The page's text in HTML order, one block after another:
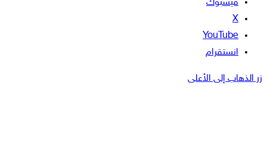
فيسبوك
‫X
‫YouTube
انستقرام
زر الذهاب إلى الأعلى